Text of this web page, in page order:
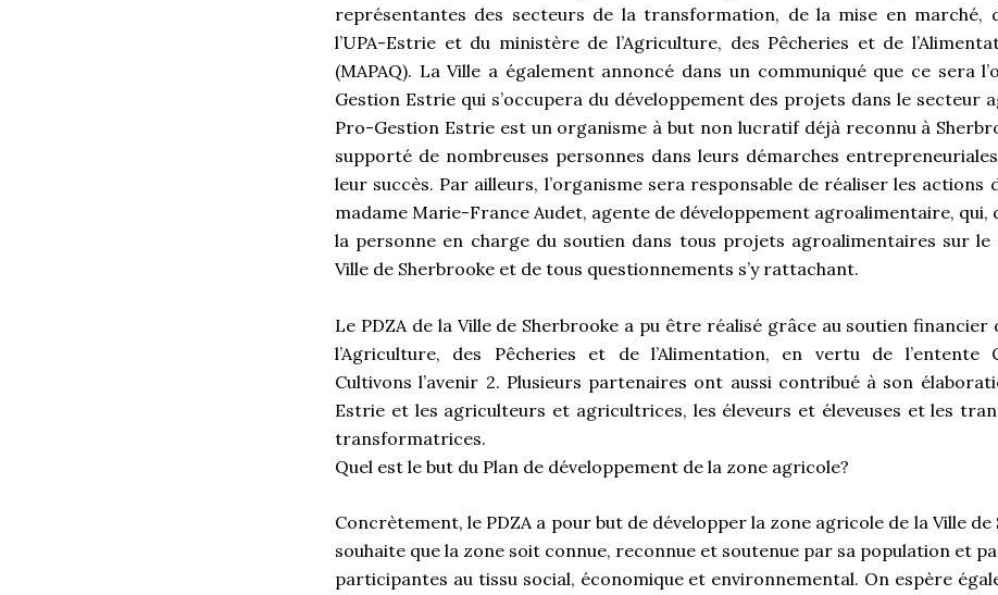
représentantes des secteurs de la transformation, de la mise en marché,
l’UPA-Estrie et du ministère de l’Agriculture, des Pêcheries et de
(MAPAQ). La Ville a également annoncé dans un communiqué que ce sera
Gestion Estrie qui s’occupera du développement des projets dans le secteur
Pro-Gestion Estrie est un organisme à but non lucratif déjà reconnu à
supporté de nombreuses personnes dans leurs démarches
leur succès. Par ailleurs, l’organisme sera responsable de réaliser les actions
madame Marie-France Audet, agente de développement agroalimentaire, qui,
la personne en charge du soutien dans tous projets agroalimentaires sur
Ville de Sherbrooke et de tous questionnements s’y rattachant.
Le PDZA de la Ville de Sherbrooke a pu être réalisé grâce au soutien
l’Agriculture, des Pêcheries et de l’Alimentation, en vertu de l’entente
Cultivons l’avenir 2. Plusieurs partenaires ont aussi contribué à son
Estrie et les agriculteurs et agricultrices, les éleveurs et éleveuses et les
transformatrices.
Quel est le but du Plan de développement de la zone agricole?
Concrètement, le PDZA a pour but de développer la zone agricole de la Ville de
souhaite que la zone soit connue, reconnue et soutenue par sa population et
participantes au tissu social, économique et environnemental. On espère